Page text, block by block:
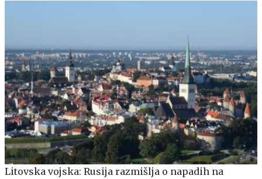
Litovska vojska: Rusija razmišlja o napadih na